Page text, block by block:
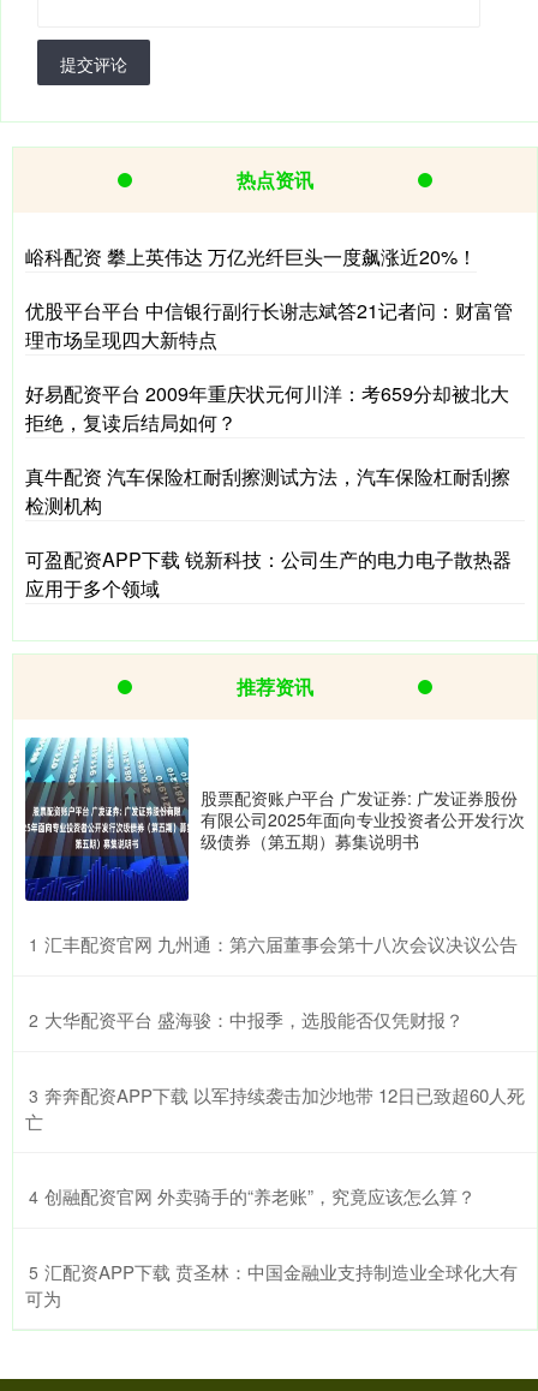
提交评论
热点资讯
峪科配资 攀上英伟达 万亿光纤巨头一度飙涨近20%！
优股平台平台 中信银行副行长谢志斌答21记者问：财富管
理市场呈现四大新特点
好易配资平台 2009年重庆状元何川洋：考659分却被北大
拒绝，复读后结局如何？
真牛配资 汽车保险杠耐刮擦测试方法，汽车保险杠耐刮擦
检测机构
可盈配资APP下载 锐新科技：公司生产的电力电子散热器
应用于多个领域
推荐资讯
股票配资账户平台 广发证券: 广发证券股份
有限公司2025年面向专业投资者公开发行次
级债券（第五期）募集说明书
1 ​汇丰配资官网 九州通：第六届董事会第十八次会议决议公告
2 ​大华配资平台 盛海骏：中报季，选股能否仅凭财报？
3 ​奔奔配资APP下载 以军持续袭击加沙地带 12日已致超60人死
亡
4 ​创融配资官网 外卖骑手的“养老账”，究竟应该怎么算？
5 ​汇配资APP下载 贲圣林：中国金融业支持制造业全球化大有
可为